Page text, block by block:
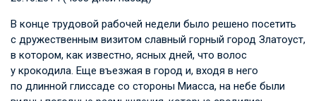
В конце трудовой рабочей недели было решено посетить
с дружественным визитом славный горный город Златоуст,
в котором, как известно, ясных дней, что волос
у крокодила. Еще въезжая в город и, входя в него
по длинной глиссаде со стороны Миасса, на небе были